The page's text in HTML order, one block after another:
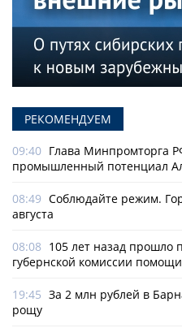
РЕКОМЕНДУЕМ
09:40 Глава Минпромторга
промышленный потенциал
08:49 Соблюдайте режим.
августа
08:08 105 лет назад прошло
губернской комиссии
19:45 За 2 млн рублей в
рощу